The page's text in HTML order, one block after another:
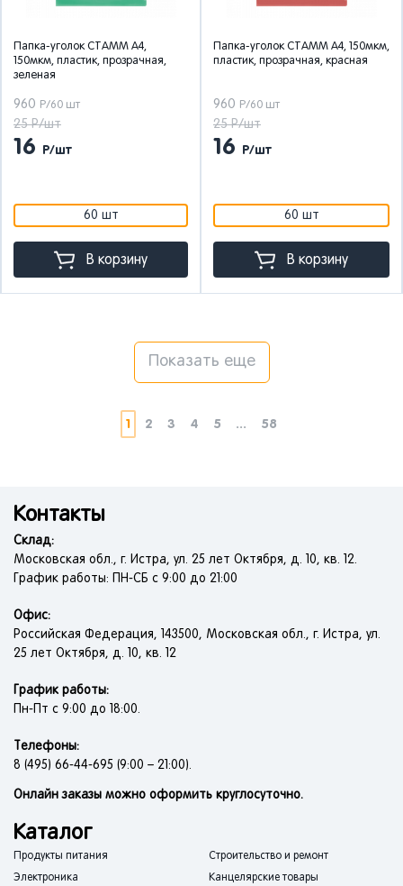
Папка-уголок СТАММ А4,
150мкм, пластик, прозрачная,
зеленая
960 Р/60 шт
25 Р/шт
16 Р/шт
60 шт
В корзину
Папка-уголок СТАММ А4, 150мкм,
пластик, прозрачная, красная
960 Р/60 шт
25 Р/шт
16 Р/шт
60 шт
В корзину
Показать еще
1 2 3 4 5 ... 58
Контакты
Склад:
Московская обл., г. Истра, ул. 25 лет Октября, д. 10, кв. 12.
График работы: ПН-СБ с 9:00 до 21:00
Офис:
Российская Федерация, 143500, Московская обл., г. Истра, ул.
25 лет Октября, д. 10, кв. 12
График работы:
Пн-Пт с 9:00 до 18:00.
Телефоны:
8 (495) 66-44-695 (9:00 – 21:00).
Онлайн заказы можно оформить круглосуточно.
Каталог
Продукты питания
Строительство и ремонт
Электроника
Канцелярские товары